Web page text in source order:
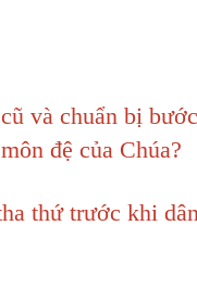
và chuẩn bị
đệ của Chúa?
thứ trước khi